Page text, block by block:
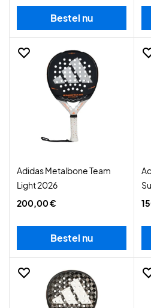
Bestel nu
Adidas Metalbone Team
Light 2026
200,00 €
Bestel nu